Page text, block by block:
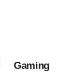
Gaming